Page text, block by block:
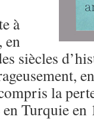
à
en
siècles
la
Turquie en